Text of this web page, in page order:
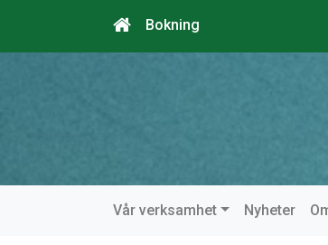
Bokning
Vår verksamhet Nyheter